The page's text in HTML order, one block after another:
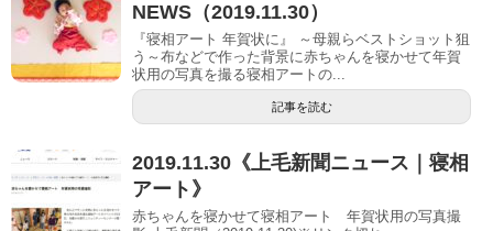
NEWS（2019.11.30）
『寝相アート 年賀状に』 ～母親らベストショット狙
う～布などで作った背景に赤ちゃんを寝かせて年賀
状用の写真を撮る寝相アートの...
記事を読む
2019.11.30《上毛新聞ニュース｜寝相
アート》
赤ちゃんを寝かせて寝相アート 年賀状用の写真撮